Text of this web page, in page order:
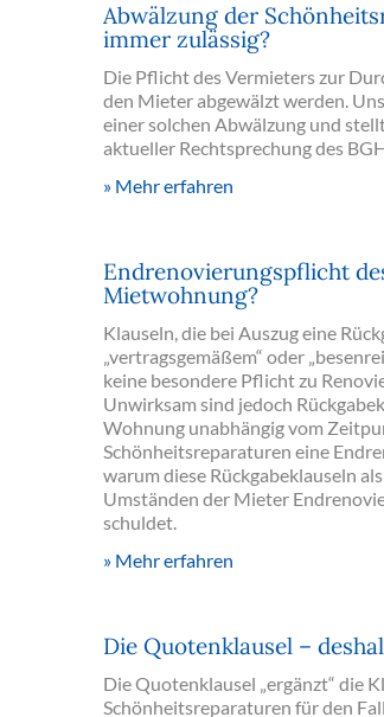
Abwälzung der
immer zulässig?
Die Pflicht des Vermieters zur
den Mieter abgewälzt werden.
einer solchen Abwälzung und
aktueller Rechtsprechung des
Mehr erfahren
Endrenovierungspflicht
Mietwohnung?
Klauseln, die bei Auszug eine
„vertragsgemäßem“ oder
keine besondere Pflicht zu
Unwirksam sind jedoch
Wohnung unabhängig vom
Schönheitsreparaturen eine
warum diese Rückgabeklauseln
Umständen der Mieter
schuldet.
Mehr erfahren
Die Quotenklausel –
Die Quotenklausel „ergänzt“ die
Schönheitsreparaturen für den